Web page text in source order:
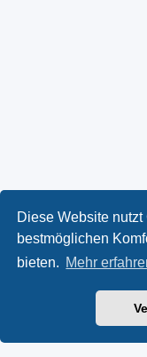
Diese Website
bestmöglichen
bieten. Mehr